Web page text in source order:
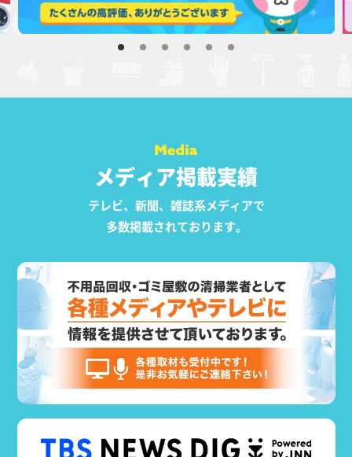
メディア掲載実績
テレビ、新聞、雑誌系メディアで
多数掲載されております。